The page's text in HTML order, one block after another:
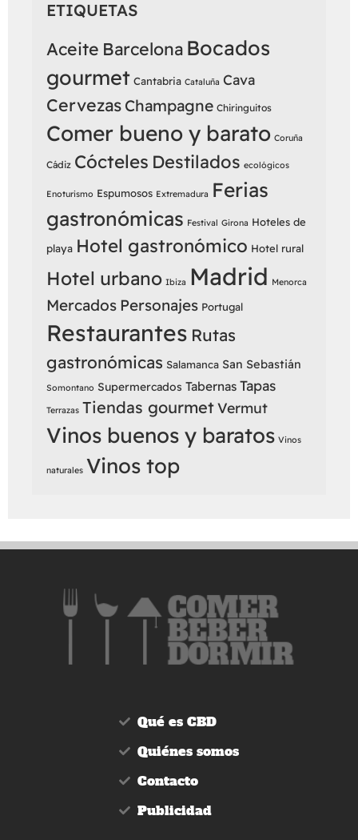
ETIQUETAS
Aceite Barcelona Bocados
gourmet Cantabria Cataluña Cava
Cervezas Champagne Chiringuitos
Comer bueno y barato Coruña
Cádiz Cócteles Destilados ecológicos
Enoturismo Espumosos Extremadura Ferias
gastronómicas Festival Girona Hoteles de
playa Hotel gastronómico Hotel rural
Hotel urbano Ibiza Madrid Menorca
Mercados Personajes Portugal
Restaurantes Rutas
gastronómicas Salamanca San Sebastián
Somontano Supermercados Tabernas Tapas
Terrazas Tiendas gourmetVermut
Vinos buenos y baratos Vinos
naturales Vinos top
Qué es CBD
Quiénes somos
Contacto
Publicidad